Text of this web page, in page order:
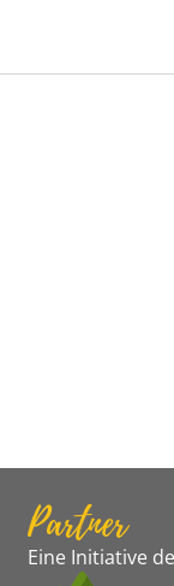
Partner
Eine Initiative